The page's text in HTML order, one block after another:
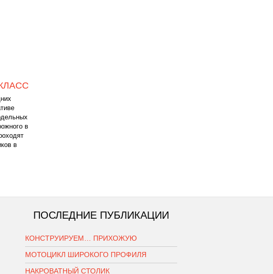
в
в
ПОСЛЕДНИЕ ПУБЛИКАЦИИ
КОНСТРУИРУЕМ… ПРИХОЖУЮ
МОТОЦИКЛ ШИРОКОГО ПРОФИЛЯ
НАКРОВАТНЫЙ СТОЛИК